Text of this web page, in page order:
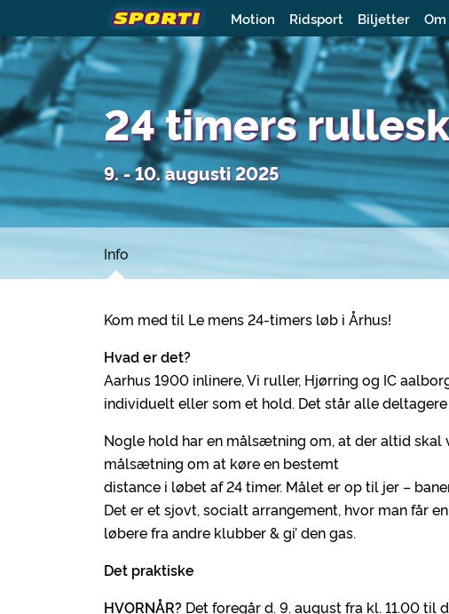
Motion Ridsport Biljetter Om
24 timers
9. - 10. augusti 2025
Info
Kom med til Le mens 24-timers løb i Århus!
Hvad er det?
Aarhus 1900 inlinere, Vi ruller, Hjørring og IC
individuelt eller som et hold. Det står alle
Nogle hold har en målsætning om, at der altid skal
målsætning om at køre en bestemt
distance i løbet af 24 timer. Målet er op til jer –
Det er et sjovt, socialt arrangement, hvor man får
løbere fra andre klubber & gi’ den gas.
Det praktiske
HVORNÅR? Det foregår d. 9. august fra kl. 11.00 til